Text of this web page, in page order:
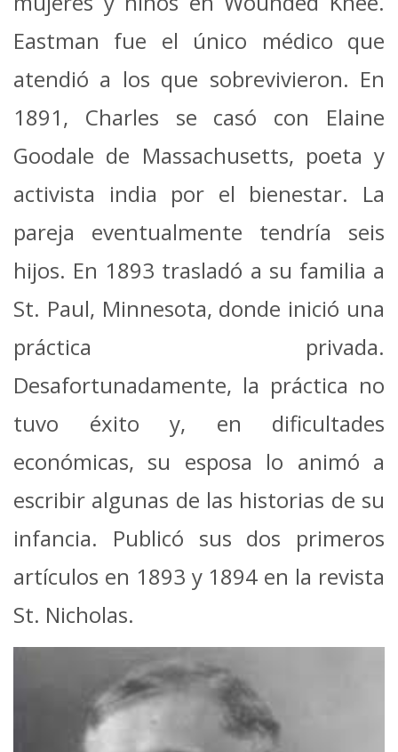
Eastman fue el único médico que
atendió a los que sobrevivieron. En
1891, Charles se casó con Elaine
Goodale de Massachusetts, poeta y
activista india por el bienestar. La
pareja eventualmente tendría seis
hijos. En 1893 trasladó a su familia a
St. Paul, Minnesota, donde inició una
práctica privada.
Desafortunadamente, la práctica no
tuvo éxito y, en dificultades
económicas, su esposa lo animó a
escribir algunas de las historias de su
infancia. Publicó sus dos primeros
artículos en 1893 y 1894 en la revista
St. Nicholas.